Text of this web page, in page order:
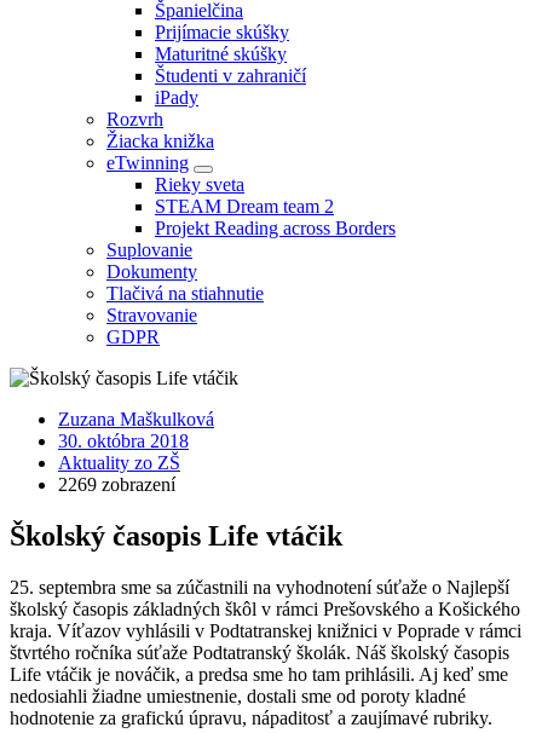
Španielčina
Prijímacie skúšky
Maturitné skúšky
Študenti v zahraničí
iPady
Rozvrh
Žiacka knižka
eTwinning
Rieky sveta
STEAM Dream team 2
Projekt Reading across Borders
Suplovanie
Dokumenty
Tlačivá na stiahnutie
Stravovanie
GDPR
Zuzana Maškulková
30. októbra 2018
Aktuality zo ZŠ
2269 zobrazení
Školský časopis Life vtáčik
25. septembra sme sa zúčastnili na vyhodnotení súťaže o Najlepší
školský časopis základných škôl v rámci Prešovského a Košického
kraja. Víťazov vyhlásili v Podtatranskej knižnici v Poprade v rámci
štvrtého ročníka súťaže Podtatranský školák. Náš školský časopis
Life vtáčik je nováčik, a predsa sme ho tam prihlásili. Aj keď sme
nedosiahli žiadne umiestnenie, dostali sme od poroty kladné
hodnotenie za grafickú úpravu, nápaditosť a zaujímavé rubriky.